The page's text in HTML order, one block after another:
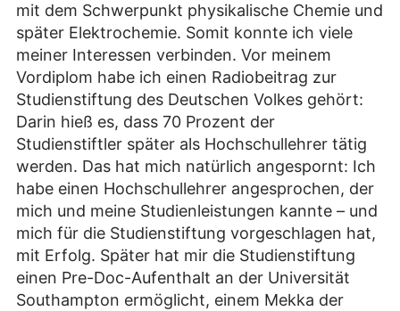
mit dem Schwerpunkt physikalische Chemie und
später Elektrochemie. Somit konnte ich viele
meiner Interessen verbinden. Vor meinem
Vordiplom habe ich einen Radiobeitrag zur
Studienstiftung des Deutschen Volkes gehört:
Darin hieß es, dass 70 Prozent der
Studienstiftler später als Hochschullehrer tätig
werden. Das hat mich natürlich angespornt: Ich
habe einen Hochschullehrer angesprochen, der
mich und meine Studienleistungen kannte – und
mich für die Studienstiftung vorgeschlagen hat,
mit Erfolg. Später hat mir die Studienstiftung
einen Pre-Doc-Aufenthalt an der Universität
Southampton ermöglicht, einem Mekka der